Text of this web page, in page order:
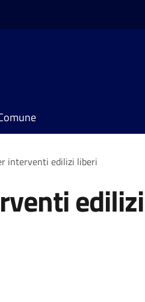
interventi edilizi liberi
edilizi